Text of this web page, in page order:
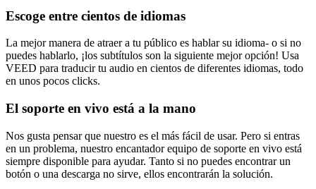
Escoge entre cientos de idiomas
La mejor manera de atraer a tu público es hablar su idioma- o si no
puedes hablarlo, ¡los subtítulos son la siguiente mejor opción! Usa
VEED para traducir tu audio en cientos de diferentes idiomas, todo
en unos pocos clicks.
El soporte en vivo está a la mano
Nos gusta pensar que nuestro es el más fácil de usar. Pero si entras
en un problema, nuestro encantador equipo de soporte en vivo está
siempre disponible para ayudar. Tanto si no puedes encontrar un
botón o una descarga no sirve, ellos encontrarán la solución.